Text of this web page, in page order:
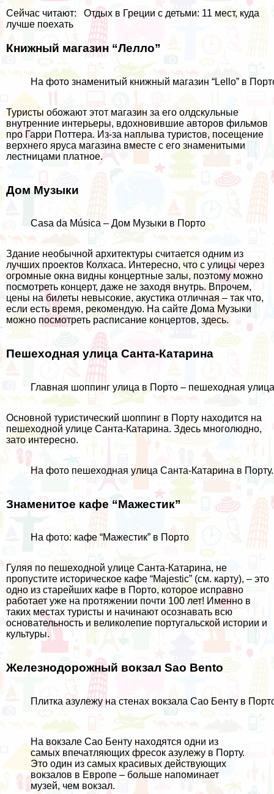
Сейчас читают:
Отдых в Греции с детьми: 11 мест, куда
лучше поехать
Книжный магазин “Лелло”
На фото знаменитый книжный магазин “Lello” в
Туристы обожают этот магазин за его олдскульные
внутренние интерьеры, вдохновившие авторов фильмов
про Гарри Поттера. Из-за наплыва туристов, посещение
верхнего яруса магазина вместе с его знаменитыми
лестницами платное.
Дом Музыки
Casa da Música – Дом Музыки в Порто
Здание необычной архитектуры считается одним из
лучших проектов Колхаса. Интересно, что с улицы через
огромные окна видны концертные залы, поэтому можно
посмотреть концерт, даже не заходя внутрь. Впрочем,
цены на билеты невысокие, акустика отличная – так что,
если есть время, рекомендую. На сайте Дома Музыки
можно посмотреть расписание концертов, здесь.
Пешеходная улица Санта-Катарина
Главная шоппинг улица в Порто – пешеходная
Основной туристический шоппинг в Порту находится на
пешеходной улице Санта-Катарина. Здесь многолюдно,
зато интересно.
На фото пешеходная улица Санта-Катарина в
Знаменитое кафе “Мажестик”
На фото: кафе “Мажестик” в Порто
Гуляя по пешеходной улице Санта-Катарина, не
пропустите историческое кафе “Majestic” (см. карту), – это
одно из старейших кафе в Порто, которое исправно
работает уже на протяжении почти 100 лет! Именно в
таких местах туристы и начинают осознавать всю
основательность и великолепие португальской истории и
культуры.
Железнодорожный вокзал Sao Bento
Плитка азулежу на стенах вокзала Сао Бенту в
На вокзале Сао Бенту находятся одни из
самых впечатляющих фресок азулежу в Порту.
Это один из самых красивых действующих
вокзалов в Европе – больше напоминает
музей, чем вокзал.